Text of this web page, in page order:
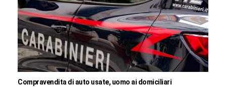
Compravendita di auto usate, uomo ai domiciliari